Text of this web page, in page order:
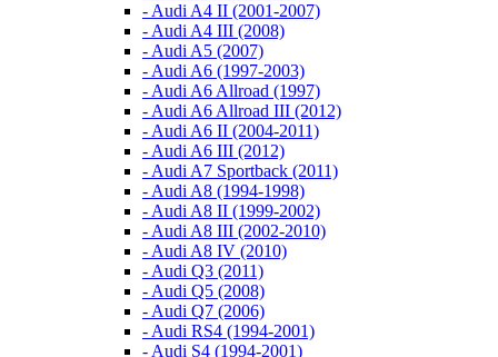
- Audi A4 II (2001-2007)
- Audi A4 III (2008)
- Audi A5 (2007)
- Audi A6 (1997-2003)
- Audi A6 Allroad (1997)
- Audi A6 Allroad III (2012)
- Audi A6 II (2004-2011)
- Audi A6 III (2012)
- Audi A7 Sportback (2011)
- Audi A8 (1994-1998)
- Audi A8 II (1999-2002)
- Audi A8 III (2002-2010)
- Audi A8 IV (2010)
- Audi Q3 (2011)
- Audi Q5 (2008)
- Audi Q7 (2006)
- Audi RS4 (1994-2001)
- Audi S4 (1994-2001)